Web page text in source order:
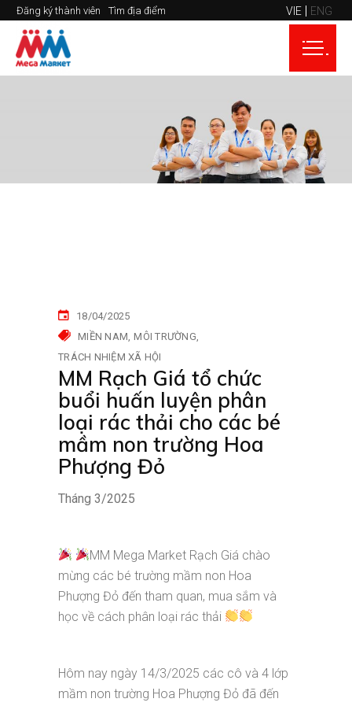
Đăng ký thành viên Tìm địa điểm VIE ENG
18/04/2025
MIỀN NAM MÔI TRƯỜNG
TRÁCH NHIỆM XÃ HỘI
MM Rạch Giá tổ chức
buổi huấn luyện phân
loại rác thải cho các bé
mầm non trường Hoa
Phượng Đỏ
Tháng 3/2025
MM Mega Market Rạch Giá chào
mừng các bé trường mầm non Hoa
Phượng Đỏ đến tham quan, mua sắm và
học về cách phân loại rác thải
Hôm nay ngày 14/3/2025 các cô và 4 lớp
mầm non trường Hoa Phượng Đỏ đã đến